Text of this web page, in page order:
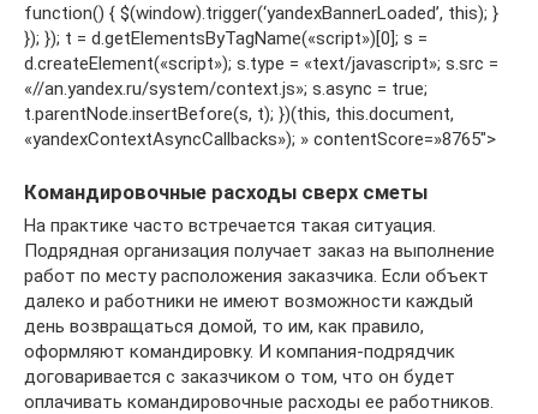
function() { $(window).trigger(‘yandexBannerLoaded’, this); }
}); }); t = d.getElementsByTagName(«script»)[0]; s =
d.createElement(«script»); s.type = «text/javascript»; s.src =
«//an.yandex.ru/system/context.js»; s.async = true;
t.parentNode.insertBefore(s, t); })(this, this.document,
«yandexContextAsyncCallbacks»); » contentScore=»8765″>
Командировочные расходы сверх сметы
На практике часто встречается такая ситуация.
Подрядная организация получает заказ на выполнение
работ по месту расположения заказчика. Если объект
далеко и работники не имеют возможности каждый
день возвращаться домой, то им, как правило,
оформляют командировку. И компания-подрядчик
договаривается с заказчиком о том, что он будет
оплачивать командировочные расходы ее работников.